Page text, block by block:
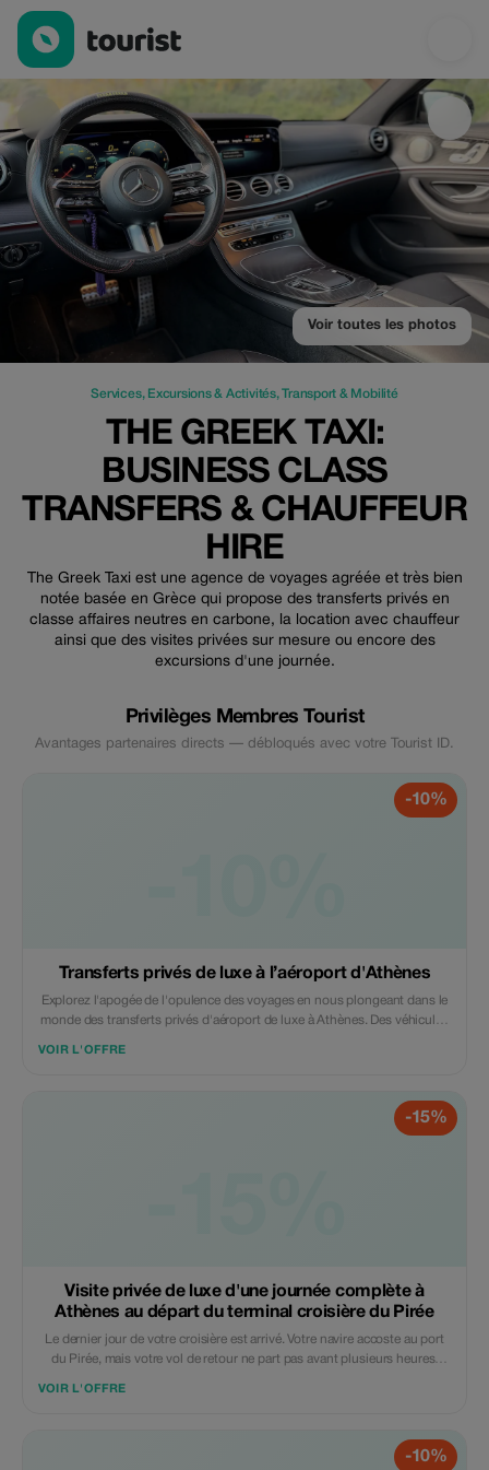
The Greek Taxi: Business Class Transfers & Chauffeur Hire —
Voir toutes les photos
Services, Excursions & Activités,Transport & Mobilité
THE GREEK TAXI:
BUSINESS CLASS
TRANSFERS & CHAUFFEUR
HIRE
The Greek Taxi est une agence de voyages agréée et très bien
notée basée en Grèce qui propose des transferts privés en
classe affaires neutres en carbone, la location avec chauffeur
ainsi que des visites privées sur mesure ou encore des
excursions d'une journée.
Privilèges Membres Tourist
Avantages partenaires directs — débloqués avec votre Tourist ID.
-10%
Transferts privés de luxe à l’aéroport d'Athènes
Explorez l'apogée de l'opulence des voyages en nous plongeant dans le
monde des transferts privés d'aéroport de luxe à Athènes. Des véhicules
VOIR L'OFFRE
-15%
Visite privée de luxe d'une journée complète à
Athènes au départ du terminal croisière du Pirée
Le dernier jour de votre croisière est arrivé. Votre navire accoste au port
du Pirée, mais votre vol de retour ne part pas avant plusieurs heures.
logistique en une conclusion parfaite pour vos vacances. Avec un circuit
privé de luxe d'Athènes qui se combine parfaitement avec votre transfert
VOIR L'OFFRE
-10%